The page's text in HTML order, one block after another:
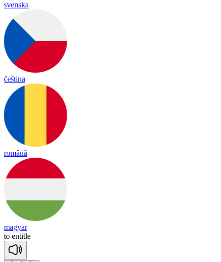
svenska
čeština
română
magyar
to entitle